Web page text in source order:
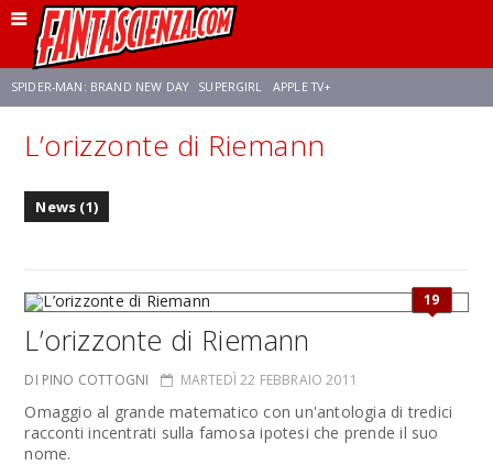
SPIDER-MAN: BRAND NEW DAY SUPERGIRL APPLE TV+
FRANCO RICCIARDIELLO ZENDAYA STAR TREK AVENGERS: DOOMSDAY
L’orizzonte di Riemann
News (1)
19
L’orizzonte di Riemann
DI PINO COTTOGNI MARTEDÌ 22 FEBBRAIO 2011
Omaggio al grande matematico con un'antologia di tredici
racconti incentrati sulla famosa ipotesi che prende il suo
nome.